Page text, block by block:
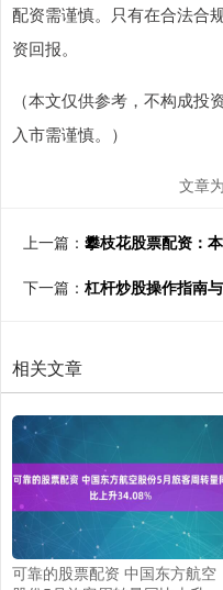
配资需谨慎。只有在合法合
资回报。
（本文仅供参考，不构成投
入市需谨慎。）
文章
上一篇： 攀枝花股票配资：
下一篇： 杠杆炒股操作指南
相关文章
可靠的股票配资 中国东方航空